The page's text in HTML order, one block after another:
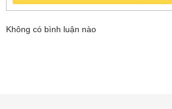
Không có bình luận nào